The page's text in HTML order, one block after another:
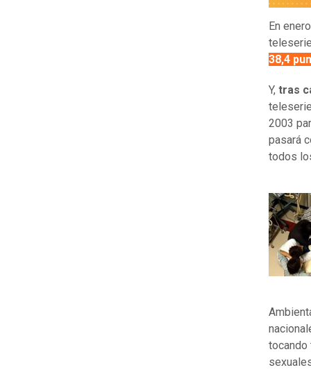
En
38,4
Y, tras
2003
pasará
todos
tocando